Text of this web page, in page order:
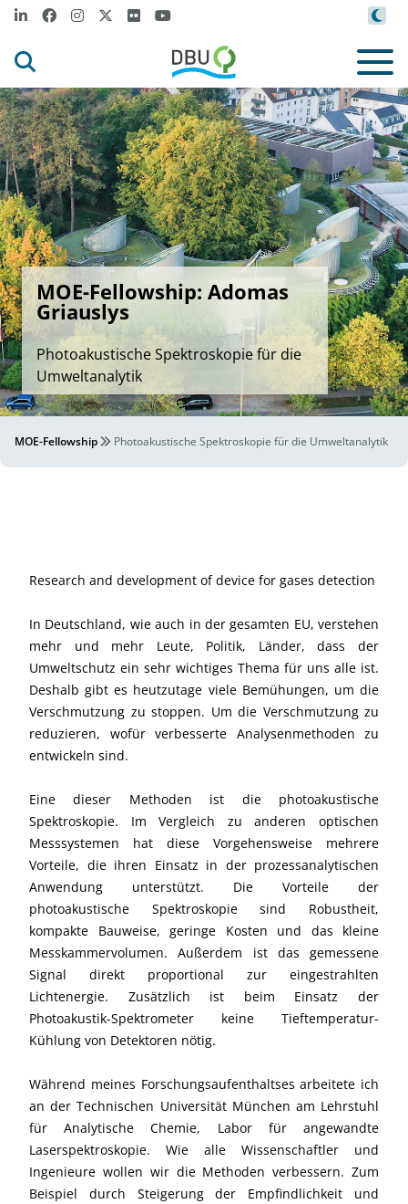
MOE-Fellowship: Adomas
Griauslys
Photoakustische Spektroskopie für die
Umweltanalytik
MOE-Fellowship Photoakustische Spektroskopie für die Umweltanalytik
Research and development of device for gases detection
In Deutschland, wie auch in der gesamten EU, verstehen
mehr und mehr Leute, Politik, Länder, dass der
Umweltschutz ein sehr wichtiges Thema für uns alle ist.
Deshalb gibt es heutzutage viele Bemühungen, um die
Verschmutzung zu stoppen. Um die Verschmutzung zu
reduzieren, wofür verbesserte Analysenmethoden zu
entwickeln sind.
Eine dieser Methoden ist die photoakustische
Spektroskopie. Im Vergleich zu anderen optischen
Messsystemen hat diese Vorgehensweise mehrere
Vorteile, die ihren Einsatz in der prozessanalytischen
Anwendung unterstützt. Die Vorteile der
photoakustische Spektroskopie sind Robustheit,
kompakte Bauweise, geringe Kosten und das kleine
Messkammervolumen. Außerdem ist das gemessene
Signal direkt proportional zur eingestrahlten
Lichtenergie. Zusätzlich ist beim Einsatz der
Photoakustik-Spektrometer keine Tieftemperatur-
Kühlung von Detektoren nötig.
Während meines Forschungsaufenthaltses arbeitete ich
an der Technischen Universität München am Lehrstuhl
für Analytische Chemie, Labor für angewandte
Laserspektroskopie. Wie alle Wissenschaftler und
Ingenieure wollen wir die Methoden verbessern. Zum
Beispiel durch Steigerung der Empfindlichkeit und